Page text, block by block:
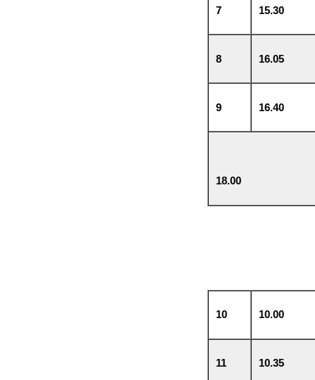
7 15.30
8 16.05
9 16.40
18.00
10 10.00
11 10.35